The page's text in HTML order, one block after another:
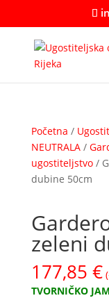
Početna /
NEUTRALA/
ugostiteljstvo/
dubine 50cm
zeleni
177,85 €
TVORNIČKO